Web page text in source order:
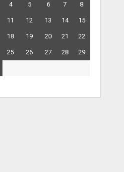
4 5 6 7 8
11 12 13 14 15
18 19 20 21 22
25 26 27 28 29